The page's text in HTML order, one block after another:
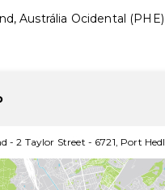
Austrália Ocidental (PHE)
-2 Taylor Street - 6721 Port